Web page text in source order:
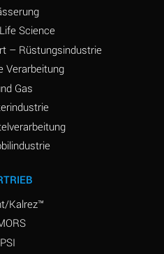
Science
– Rüstungsindustrie
Verarbeitung
Gas
Kalrez™
PSI